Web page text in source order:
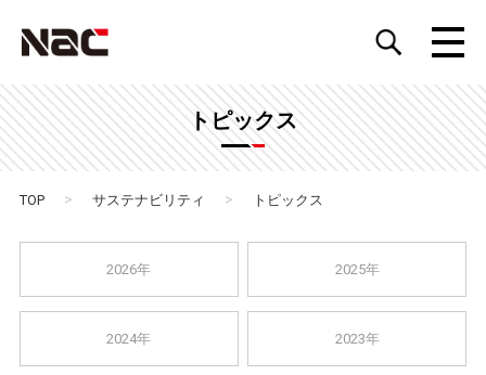
トピックス
TOP > サステナビリティ > トピックス
2026年 2025年
2024年 2023年